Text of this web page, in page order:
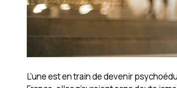
L’une est en train de devenir